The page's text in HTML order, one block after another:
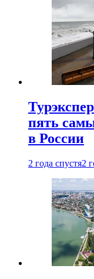
пять
в России
2 года спустя2